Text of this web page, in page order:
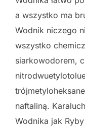
a wszystko ma
Wodnik niczego
wszystko
siarkowodorem,
naftaliną.
Wodnika jak